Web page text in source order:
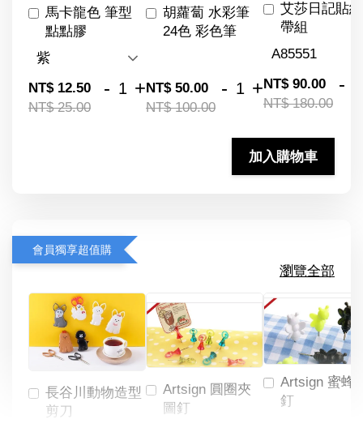
馬卡龍色 筆型
點點膠
NT$ 12.50
NT$ 25.00
- +
胡蘿蔔 水彩筆
24色 彩色筆
NT$ 50.00
NT$ 100.00
- +
艾莎日記貼
帶組
NT$ 90.00
NT$ 180.00
-
加入購物車
會員獨享超值購
瀏覽全部
長谷川動物造型
剪刀
Artsign 圓圈夾
圖釘
Artsign 蜜蜂
釘